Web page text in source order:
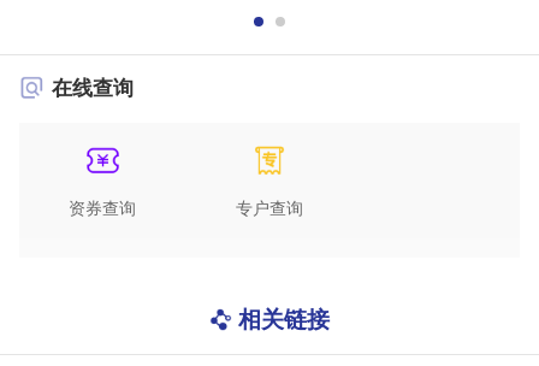
在线查询
资券查询 专户查询
相关链接